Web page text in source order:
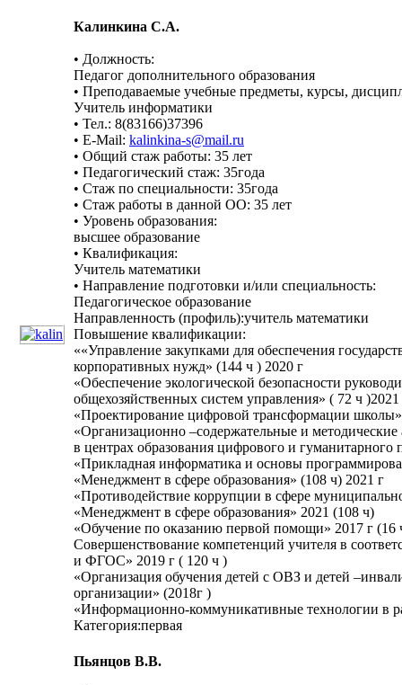
Калинкина С.А.
• Должность:
Педагог дополнительного образования
• Преподаваемые учебные предметы, курсы,
Учитель информатики
• Тел.: 8(83166)37396
• E-Mail: kalinkina-s@mail.ru
• Общий стаж работы: 35 лет
• Педагогический стаж: 35года
• Стаж по специальности: 35года
• Стаж работы в данной ОО: 35 лет
• Уровень образования:
высшее образование
• Квалификация:
Учитель математики
• Направление подготовки и/или специальность:
Педагогическое образование
Направленность (профиль):учитель математики
Повышение квалификации:
««Управление закупками для обеспечения
корпоративных нужд» (144 ч ) 2020 г
«Обеспечение экологической безопасности
общехозяйственных систем управления» ( 72 ч )2021
«Проектирование цифровой трансформации
«Организационно –содержательные и
в центрах образования цифрового и гуманитарного
«Прикладная информатика и основы
«Менеджмент в сфере образования» (108 ч) 2021 г
«Противодействие коррупции в сфере
«Менеджмент в сфере образования» 2021 (108 ч)
«Обучение по оказанию первой помощи» 2017 г (16
Совершенствование компетенций учителя в
и ФГОС» 2019 г ( 120 ч )
«Организация обучения детей с ОВЗ и детей
организации» (2018г )
«Информационно-коммуникативные технологии в
Категория:первая
Пьянцов В.В.